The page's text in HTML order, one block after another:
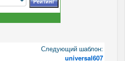
Следующий шаблон:
universal607